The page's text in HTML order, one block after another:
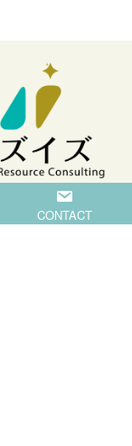
770
CONTACT